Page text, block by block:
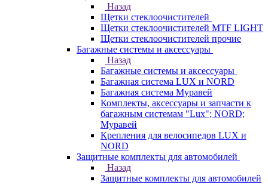
Назад
Щетки стеклоочистителей
Щетки стеклоочистителей MTF LIGHT
Щетки стеклоочистителей прочие
Багажные системы и аксессуары
Назад
Багажные системы и аксессуары
Багажная система LUX и NORD
Багажная система Муравей
Комплекты, аксессуары и запчасти к
багажным системам "Lux"; NORD;
Муравей
Крепления для велосипедов LUX и
NORD
Защитные комплекты для автомобилей
Назад
Защитные комплекты для автомобилей